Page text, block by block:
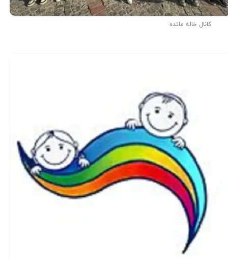
کانال خاله مائده